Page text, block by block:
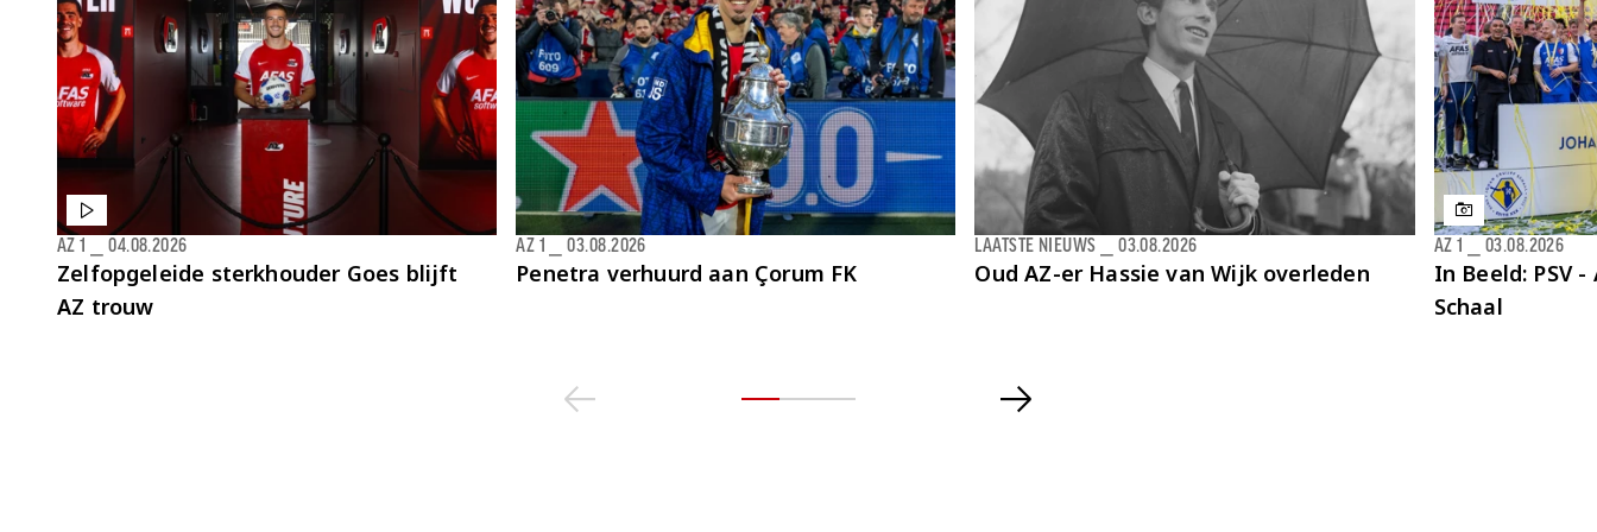
Zelfopgeleide sterkhouder Goes blijft
AZ trouw
AZ 1 ⎯04.08.2026
Penetra verhuurd aan Çorum FK
AZ 1 ⎯03.08.2026
Oud AZ-er Hassie van Wijk overleden
LAATSTE NIEUWS ⎯03.08.2026
In Beeld: PSV
Schaal
AZ 1 03.08.2026